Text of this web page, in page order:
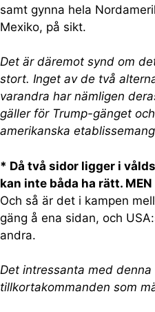
samt gynna hela
Mexiko, på sikt.
Det är däremot synd om
stort. Inget av de två
varandra har nämligen
gäller för Trump-gänget
amerikanska
* Då två sidor ligger i
kan inte båda ha rätt. MEN
Och så är det i kampen
gäng å ena sidan, och
andra.
Det intressanta med
tillkortakommanden som